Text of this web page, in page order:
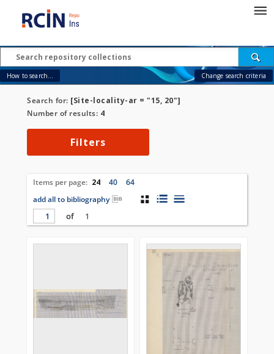
How to search... Change search criteria
Search for: [Site-locality-ar = "15, 20"]
Number of results: 4
Filters
Items per page: 24 40
64
add all to bibliography
of
1